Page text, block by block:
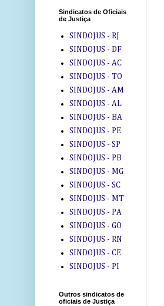
Sindicatos de Oficiais
de Justiça
SINDOJUS - RJ
SINDOJUS - DF
SINDOJUS - AC
SINDOJUS - TO
SINDOJUS - AM
SINDOJUS - AL
SINDOJUS - BA
SINDOJUS - PE
SINDOJUS - SP
SINDOJUS - PB
SINDOJUS - MG
SINDOJUS - SC
SINDOJUS - MT
SINDOJUS - PA
SINDOJUS - GO
SINDOJUS - RN
SINDOJUS - CE
SINDOJUS - PI
Outros sindicatos de
oficiais de Justiça